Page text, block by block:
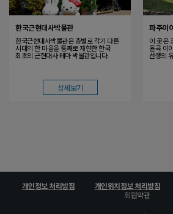
한국근현대사박물관
한국근현대사박물관은 층별로 각기 다른
시대의 한 마을을 통째로 재현한 한국
최초의 근현대사 테마 박물관입니다.
상세보기
파주이
이 곳은
율곡 이
선생의
개인정보 처리방침 개인위치정보 처리방침
회원약관